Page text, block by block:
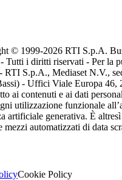
© 1999-2026 RTI S.p.A.
Tutti i diritti riservati - Per la
RTI S.p.A., Mediaset N.V.,
- Uffici Viale Europa 46,
ai contenuti e ai dati
utilizzazione funzionale
artificiale generativa. È
mezzi automatizzati di data
Cookie Policy